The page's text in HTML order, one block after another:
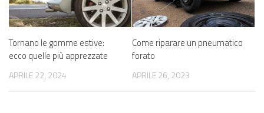
Tornano le gomme estive:
ecco quelle più apprezzate
APRILE 22, 2024
Come riparare un pneumatico
forato
APRILE 26, 2023